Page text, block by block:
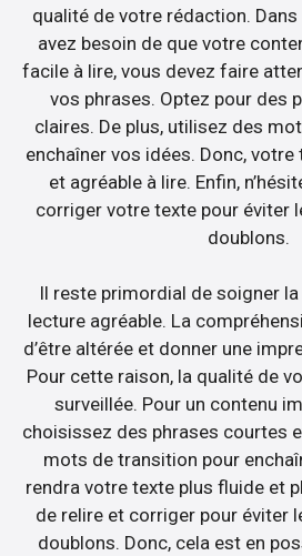
qualité de votre rédaction. Dans
avez besoin de que votre
facile à lire, vous devez faire
vos phrases. Optez pour des
claires. De plus, utilisez des
enchaîner vos idées. Donc,
et agréable à lire. Enfin,
corriger votre texte pour éviter
doublons.
Il reste primordial de soigner
lecture agréable. La
d’être altérée et donner une
Pour cette raison, la qualité de
surveillée. Pour un contenu
choisissez des phrases courtes
mots de transition pour
rendra votre texte plus fluide et
de relire et corriger pour éviter
doublons. Donc, cela est en